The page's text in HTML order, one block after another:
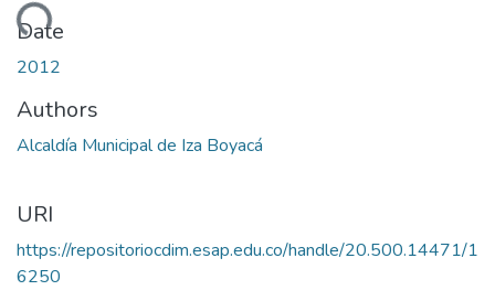
Date
2012
Authors
Alcaldía Municipal de Iza Boyacá
URI
https://repositoriocdim.esap.edu.co/handle/20.500.14471/1
6250